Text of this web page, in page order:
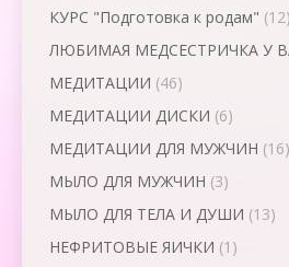
КУРС "Подготовка к родам" (12)
ЛЮБИМАЯ МЕДСЕСТРИЧКА У
МЕДИТАЦИИ (46)
МЕДИТАЦИИ ДИСКИ (6)
МЕДИТАЦИИ ДЛЯ МУЖЧИН (16)
МЫЛО ДЛЯ МУЖЧИН (3)
МЫЛО ДЛЯ ТЕЛА И ДУШИ (13)
НЕФРИТОВЫЕ ЯИЧКИ (1)